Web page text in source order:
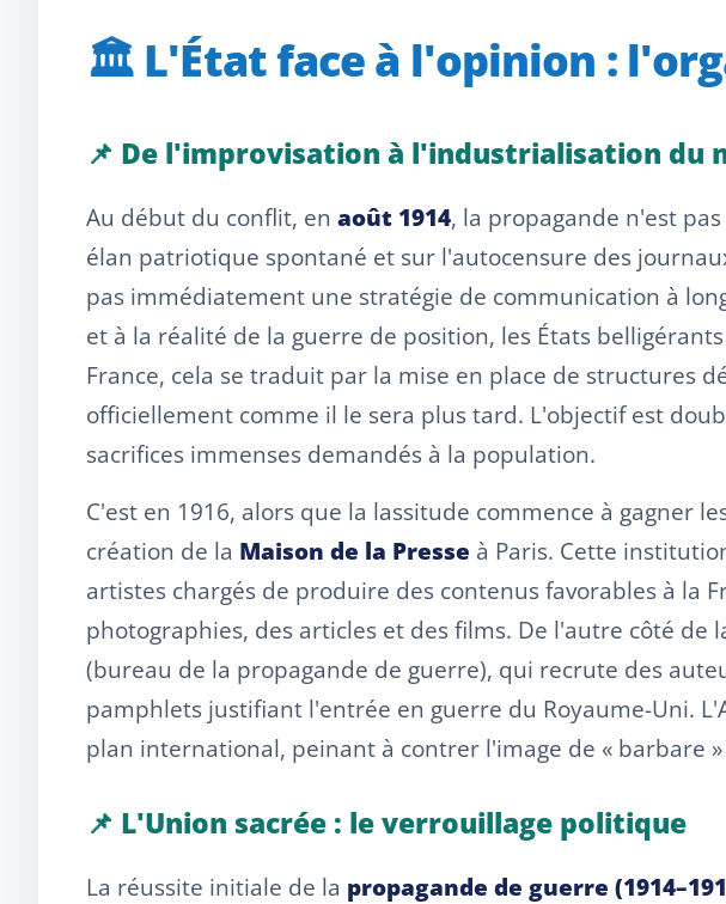
🏛️ L'État face à l'opinion :
📌 De l'improvisation à l'industrialisation du
Au début du conflit, en août 1914, la propagande n'est
élan patriotique spontané et sur l'autocensure des
pas immédiatement une stratégie de communication à
et à la réalité de la guerre de position, les États
France, cela se traduit par la mise en place de structures
officiellement comme il le sera plus tard. L'objectif est
sacrifices immenses demandés à la population.
C'est en 1916, alors que la lassitude commence à gagner
création de la Maison de la Presse à Paris. Cette
artistes chargés de produire des contenus favorables à la
photographies, des articles et des films. De l'autre côté de
(bureau de la propagande de guerre), qui recrute des
pamphlets justifiant l'entrée en guerre du Royaume-Uni.
plan international, peinant à contrer l'image de « barbare
📌 L'Union sacrée : le verrouillage politique
La réussite initiale de la propagande de guerre